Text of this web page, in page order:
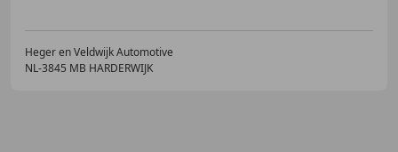
Heger en Veldwijk Automotive
NL-3845 MB HARDERWIJK